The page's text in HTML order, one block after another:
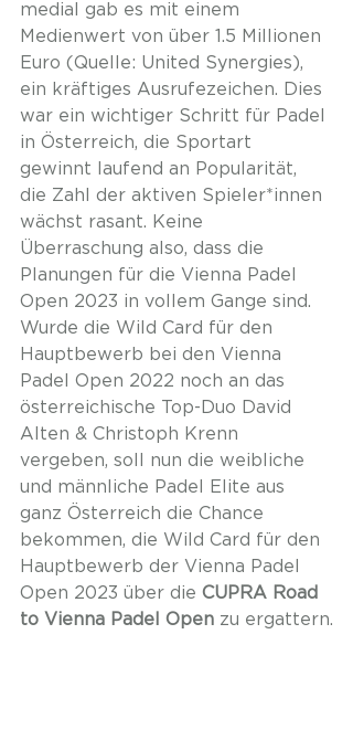
medial gab es mit einem
Medienwert von über 1.5 Millionen
Euro (Quelle: United Synergies),
ein kräftiges Ausrufezeichen. Dies
war ein wichtiger Schritt für Padel
in Österreich, die Sportart
gewinnt laufend an Popularität,
die Zahl der aktiven Spieler*innen
wächst rasant. Keine
Überraschung also, dass die
Planungen für die Vienna Padel
Open 2023 in vollem Gange sind.
Wurde die Wild Card für den
Hauptbewerb bei den Vienna
Padel Open 2022 noch an das
österreichische Top-Duo David
Alten & Christoph Krenn
vergeben, soll nun die weibliche
und männliche Padel Elite aus
ganz Österreich die Chance
bekommen, die Wild Card für den
Hauptbewerb der Vienna Padel
Open 2023 über die CUPRA Road
to Vienna Padel Open zu ergattern.